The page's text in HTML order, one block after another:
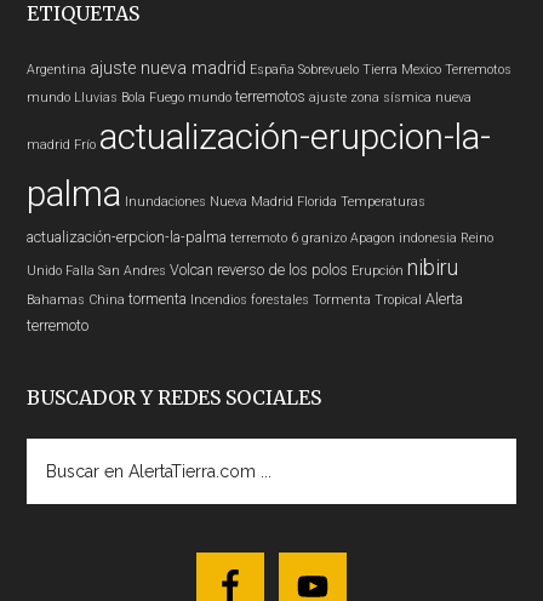
ETIQUETAS
Argentina ajuste nueva madrid España Sobrevuelo Tierra Mexico Terremotos
mundo Lluvias Bola Fuego mundo terremotos ajuste zona sísmica nueva
madrid Frío actualización-erupcion-la-
palma Inundaciones Nueva Madrid Florida Temperaturas
actualización-erpcion-la-palma terremoto 6 granizo Apagon indonesia Reino
Unido Falla San Andres Volcan reverso de los polos Erupción nibiru
Bahamas China tormenta Incendios forestales Tormenta Tropical Alerta
terremoto
BUSCADOR Y REDES SOCIALES
AlertaTierra.com